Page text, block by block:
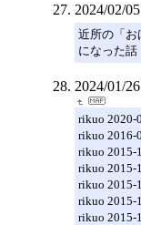
2024/02/
近所の「お
になった話
2024/01/
rikuo 2020-
rikuo 2016-
rikuo 2015-
rikuo 2015-
rikuo 2015-
rikuo 2015-
rikuo 2015-